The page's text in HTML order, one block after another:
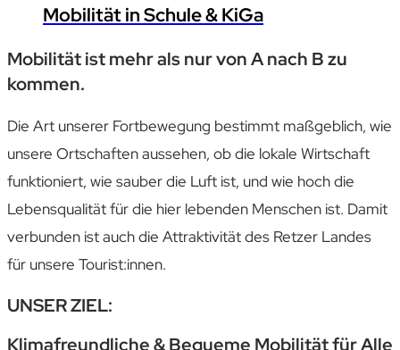
Mobilität in Schule & KiGa
Mobilität ist mehr als nur von A nach B zu
kommen.
Die Art unserer Fortbewegung bestimmt maßgeblich, wie
unsere Ortschaften aussehen, ob die lokale Wirtschaft
funktioniert, wie sauber die Luft ist, und wie hoch die
Lebensqualität für die hier lebenden Menschen ist. Damit
verbunden ist auch die Attraktivität des Retzer Landes
für unsere Tourist:innen.
UNSER ZIEL:
Klimafreundliche & Bequeme Mobilität für Alle